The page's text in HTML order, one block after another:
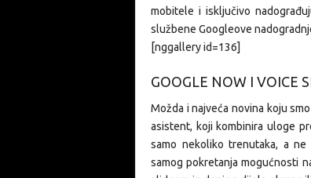
mobitele i isključivo
službene Googleove
[nggallery id=136]
GOOGLE NOW I VOICE
Možda i najveća novina koju
asistent, koji kombinira uloge
samo nekoliko trenutaka, a
samog pokretanja mogućnosti